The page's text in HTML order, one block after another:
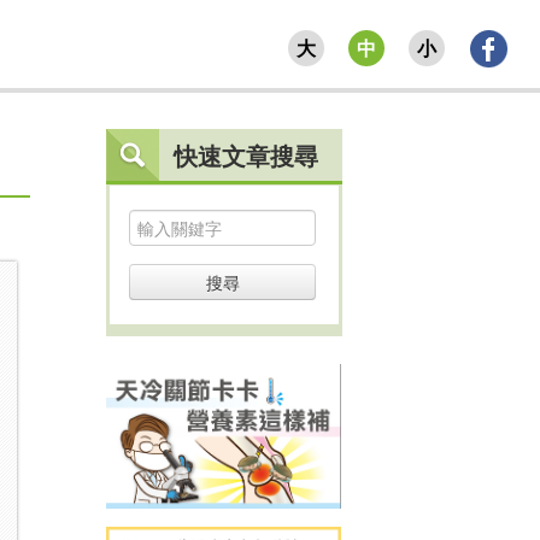
大 中 小
快速文章搜尋
搜尋